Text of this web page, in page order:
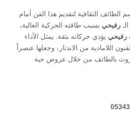
الطائف الثقافية لتقديم هذا الفن أمام
رفيحي بسبب طاقته الحركية العالية،
يؤدي حركاته بثقة. يمثل الأداء
اللامادية من الاندثار، وجعلها عنصراً
بالطائف من خلال عروض حية